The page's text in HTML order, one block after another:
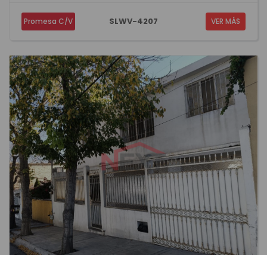
Promesa C/V SLWV-4207 VER MÁS